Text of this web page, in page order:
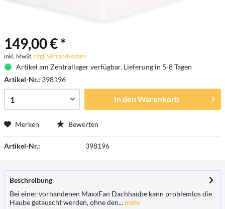
149,00 € *
inkl. MwSt. zzgl. Versandkosten
Artikel am Zentrallager verfügbar. Lieferung in 5-8 Tagen
Artikel-Nr.: 398196
In denWarenkorb
Merken Bewerten
Artikel-Nr.: 398196
Beschreibung
Bei einer vorhandenen MaxxFan Dachhaube kann problemlos die
Haube getauscht werden, ohne den... mehr